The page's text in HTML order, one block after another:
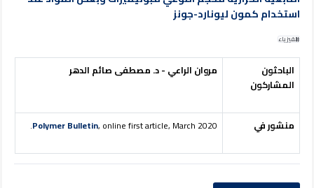
استخدام كمون ليونارد-جونز
الفيزياء
الباحثون
المشاركون
مروان الراعي - د. مصطفى صائم الدهر
منشور في Polymer Bulletin, online first article, March 2020.